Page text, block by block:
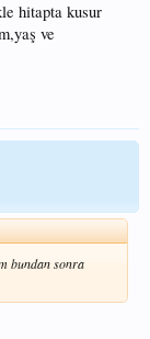
hitapta kusur
ve
bundan sonra